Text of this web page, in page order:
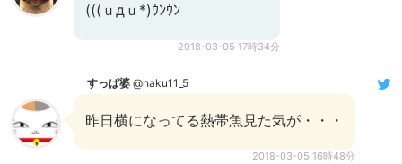
(((ｕдｕ*)ｳﾝｳﾝ
2018-03-05 17時34分
すっぱ婆 @haku11_5
昨日横になってる熱帯魚見た気が・・・
2018-03-05 16時48分